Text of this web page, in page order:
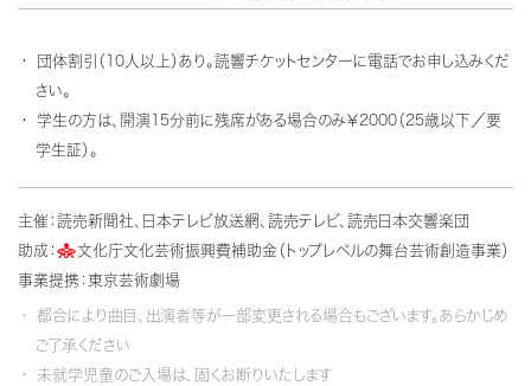
団体割引（10人以上）あり。読響チケットセンターに電話でお申し込みくだ
さい。
学生の方は、開演15分前に残席がある場合のみ￥2000（25歳以下／要
学生証）。
主催：読売新聞社、日本テレビ放送網、読売テレビ、読売日本交響楽団
助成：
文化庁文化芸術振興費補助金（トップレベルの舞台芸術創造事業）
事業提携：東京芸術劇場
都合により曲目、出演者等が一部変更される場合もございます。あらかじめ
ご了承ください
未就学児童のご入場は、固くお断りいたします